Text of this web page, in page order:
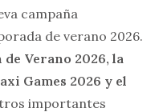
campaña
de verano 2026.
de Verano 2026, la
Games 2026 y el
importantes